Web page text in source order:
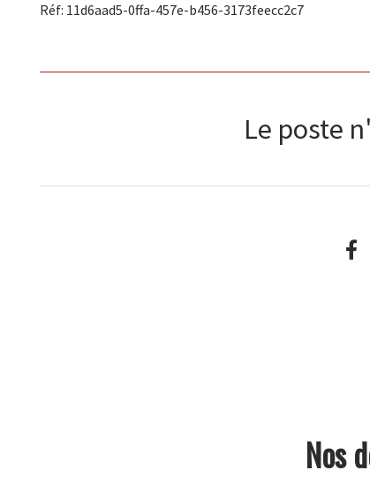
Réf: 11d6aad5-0ffa-457e-b456-3173feecc2c7
Le poste
Nos